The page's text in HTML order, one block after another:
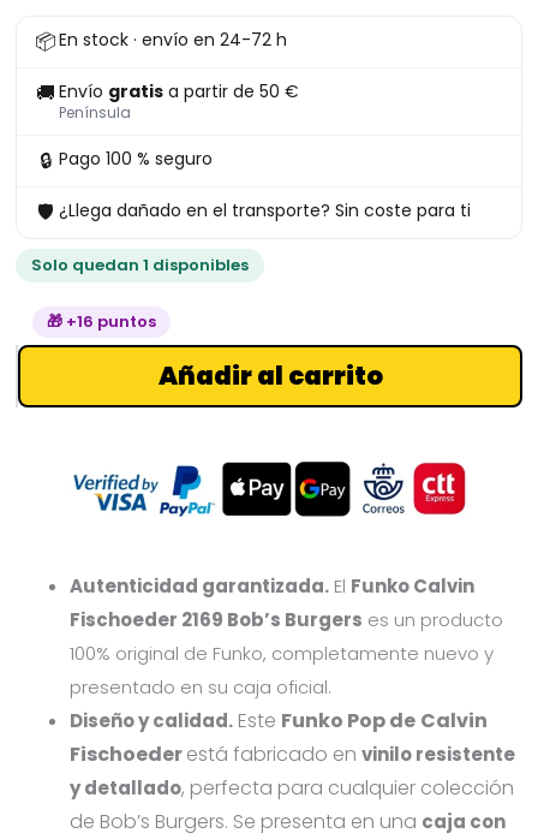
📦En stock · envío en 24-72 h
🚚 Envío gratis a partir de 50 €
Península
🔒 Pago 100 % seguro
🛡 ¿Llega dañado en el transporte? Sin coste para ti
Solo quedan 1 disponibles
🎁 +16 puntos
Calvin
Fischoeder
Bob's
cantidad
Añadir al carrito
Autenticidad garantizada. El Funko Calvin
Fischoeder 2169 Bob’s Burgers es un producto
100% original de Funko, completamente nuevo y
presentado en su caja oficial.
Diseño y calidad. Este Funko Pop de Calvin
Fischoederestá fabricado en vinilo resistente
y detallado, perfecta para cualquier colección
de Bob’s Burgers. Se presenta en una caja con